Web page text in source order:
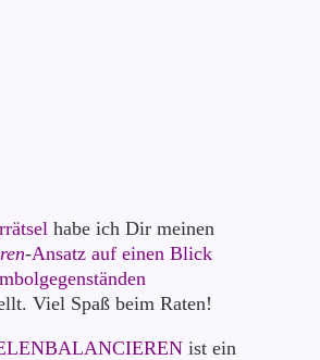
habe ich Dir meinen
-Ansatz auf einen Blick
Viel Spaß beim Raten!
ist ein